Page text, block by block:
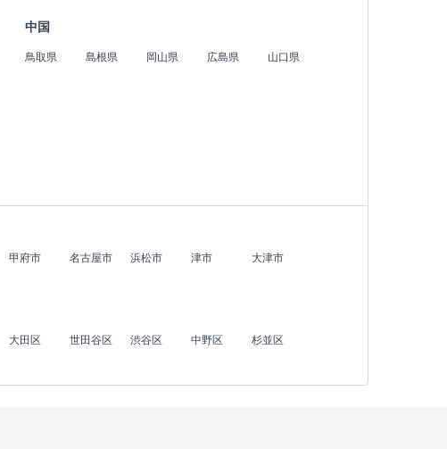
中国
鳥取県 島根県 岡山県 広島県 山口県
甲府市 名古屋市 浜松市 津市
大津市
大田区 世田谷区 渋谷区 中野区
杉並区